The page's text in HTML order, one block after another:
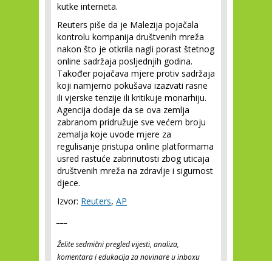
kutke interneta.
Reuters piše da je Malezija pojačala
kontrolu kompanija društvenih mreža
nakon što je otkrila nagli porast štetnog
online sadržaja posljednjih godina.
Također pojačava mjere protiv sadržaja
koji namjerno pokušava izazvati rasne
ili vjerske tenzije ili kritikuje monarhiju.
Agencija dodaje da se ova zemlja
zabranom pridružuje sve većem broju
zemalja koje uvode mjere za
regulisanje pristupa online platformama
usred rastuće zabrinutosti zbog uticaja
društvenih mreža na zdravlje i sigurnost
djece.
Izvor: Reuters, AP
Želite sedmični pregled vijesti, analiza,
komentara i edukacija za novinare u inboxu